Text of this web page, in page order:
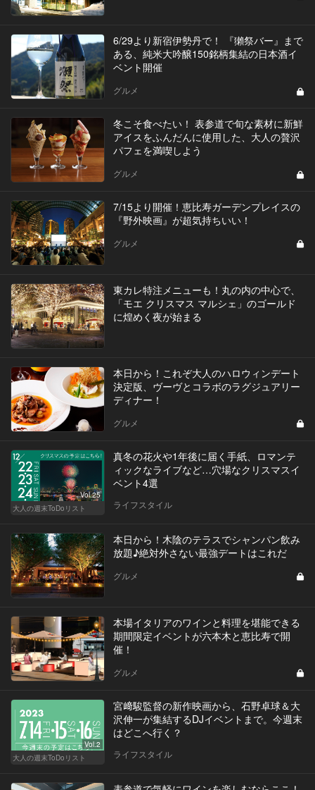
6/29より新宿伊勢丹で！ 『獺祭バー』まで
ある、純米大吟醸150銘柄集結の日本酒イ
ベント開催
グルメ
冬こそ食べたい！ 表参道で旬な素材に新鮮
アイスをふんだんに使用した、大人の贅沢
パフェを満喫しよう
グルメ
7/15より開催！恵比寿ガーデンプレイスの
『野外映画』が超気持ちいい！
グルメ
東カレ特注メニューも！丸の内の中心で、
「モエ クリスマス マルシェ」のゴールド
に煌めく夜が始まる
本日から！これぞ大人のハロウィンデート
決定版、ヴーヴとコラボのラグジュアリー
ディナー！
グルメ
Vol.25
大人の週末ToDoリスト
真冬の花火や1年後に届く手紙、ロマンテ
ィックなライブなど…穴場なクリスマスイ
ベント4選
ライフスタイル
本日から！木陰のテラスでシャンパン飲み
放題♪絶対外さない最強デートはこれだ
グルメ
本場イタリアのワインと料理を堪能できる
期間限定イベントが六本木と恵比寿で開
催！
グルメ
Vol.2
大人の週末ToDoリスト
宮﨑駿監督の新作映画から、石野卓球＆大
沢伸一が集結するDJイベントまで。今週末
はどこへ行く？
ライフスタイル